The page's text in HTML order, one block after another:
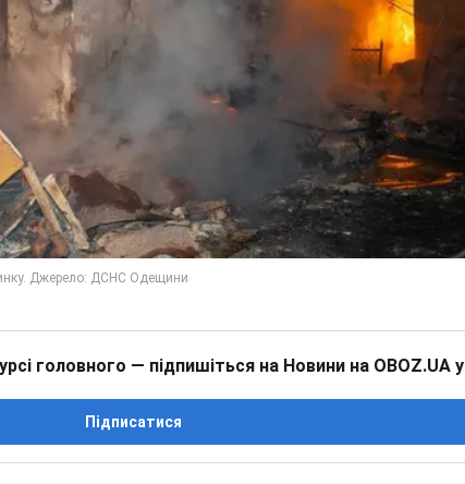
головного — підпишіться на Новини на OBOZ.UA у
Підписатися